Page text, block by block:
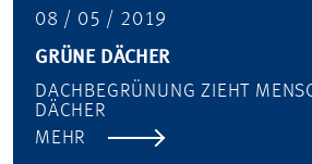
08 / 05 / 2019
GRÜNE DÄCHER
DACHBEGRÜNUNG ZIEHT
DÄCHER
MEHR